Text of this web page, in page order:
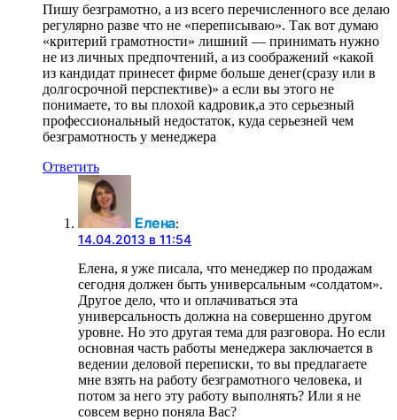
Пишу безграмотно, а из всего перечисленного все делаю
регулярно разве что не «переписываю». Так вот думаю
«критерий грамотности» лишний — принимать нужно
не из личных предпочтений, а из соображений «какой
из кандидат принесет фирме больше денег(сразу или в
долгосрочной перспективе)» а если вы этого не
понимаете, то вы плохой кадровик,а это серьезный
профессиональный недостаток, куда серьезней чем
безграмотность у менеджера
Ответить
Елена:
14.04.2013 в 11:54
Елена, я уже писала, что менеджер по продажам
сегодня должен быть универсальным «солдатом».
Другое дело, что и оплачиваться эта
универсальность должна на совершенно другом
уровне. Но это другая тема для разговора. Но если
основная часть работы менеджера заключается в
ведении деловой переписки, то вы предлагаете
мне взять на работу безграмотного человека, и
потом за него эту работу выполнять? Или я не
совсем верно поняла Вас?